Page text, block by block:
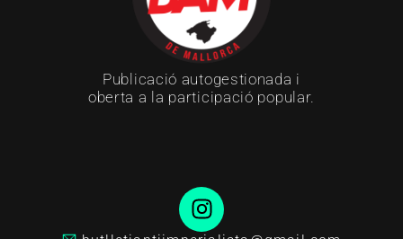
Publicació autogestionada i
oberta a la participació popular.